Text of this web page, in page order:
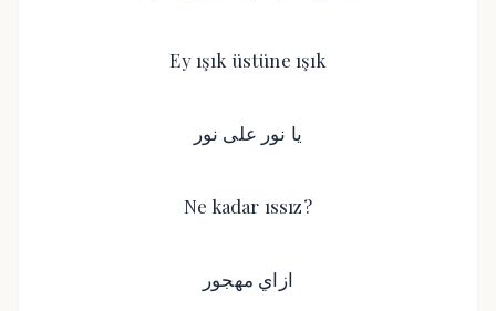
Ey ışık üstüne ışık
يا نور على نور
Ne kadar ıssız?
ازاي مهجور